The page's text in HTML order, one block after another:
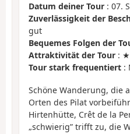
Datum deiner Tour : 07.
Zuverlässigkeit der
gut
Bequemes Folgen der
Attraktivität der Tour :
Tour stark frequentiert :
Schöne Wanderung, die
Orten des Pilat
Hirtenhütte, Crêt de la
„schwierig” trifft zu, die